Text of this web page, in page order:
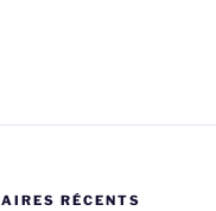
RÉCENTS